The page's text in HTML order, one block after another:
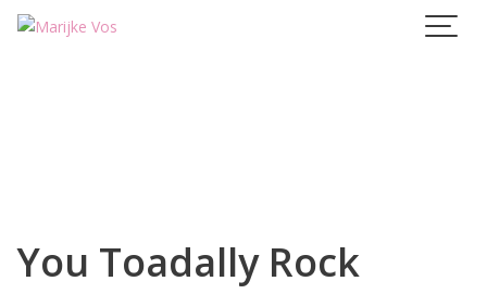
Skip
You Toadally Rock